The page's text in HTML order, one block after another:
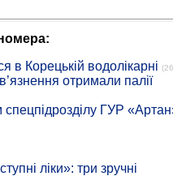
в Корецькій водолікарні
отримали палії
ГУР
ліки»: три зручні